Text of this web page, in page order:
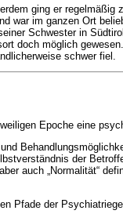
ging er regelmäßig
war im ganzen Ort
Schwester in
doch möglich
schwer fiel.
Epoche eine
der
auch „Normalität“
Pfade der